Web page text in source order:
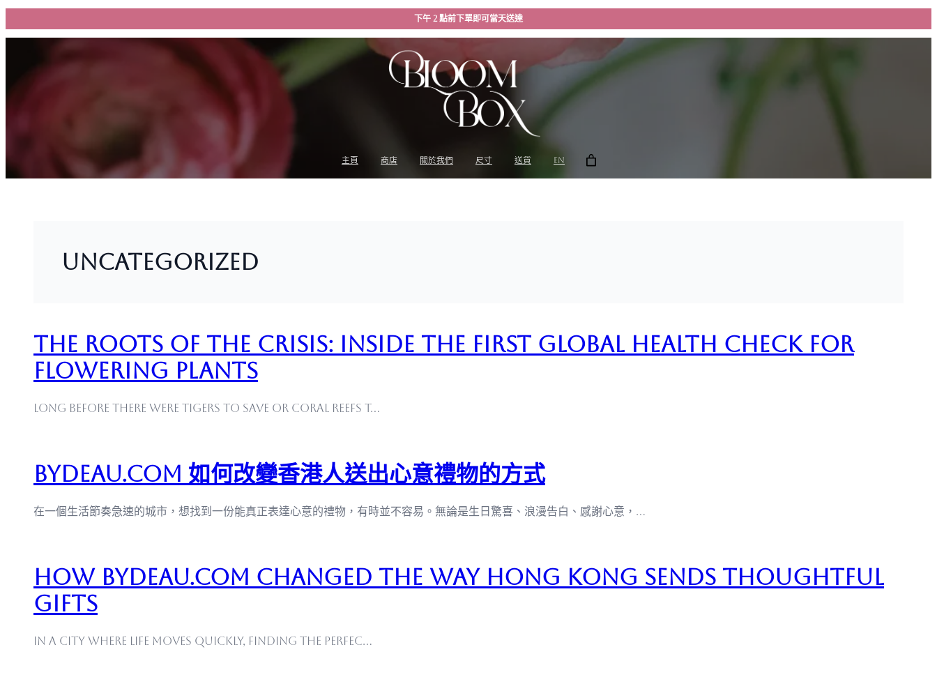
至
要
內
下午 2 點前下單即可當天送達
主頁 商店 關於我們 尺寸 送貨 EN
Uncategorized
The Roots of the Crisis: Inside the First Global Health Check for
Flowering Plants
Long before there were tigers to save or coral reefs t…
Bydeau.com 如何改變香港人送出心意禮物的方式
在一個生活節奏急速的城市，想找到一份能真正表達心意的禮物，有時並不容易。無論是生日驚喜、浪漫告白、感謝心意，…
How Bydeau.com Changed the Way Hong Kong Sends Thoughtful
Gifts
In a city where life moves quickly, finding the perfec…